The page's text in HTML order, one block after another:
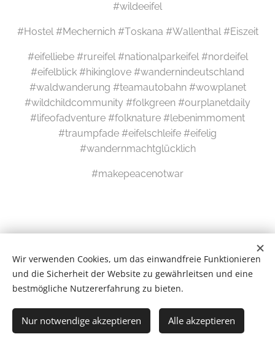
#wildeeifel
#Hostel #Mechernich #Toskana #Wallenthal #Eiszeit
#eifelliebe #rureifel #nationalparkeifel #nordeifel
#eifelblick #hikinglove #wandernindeutschland
#waldwanderung #teamautobahn #wowplanet
#wildchildcommunity #folkgreen #ourplanetdaily
#lifeofadventure #folknature #lebenimmoment
#traumpfade #eifelschleife #eifelig
#wandernmachtglücklich
#makepeacenotwar
# Newsletter # Cookies
Wir verwenden Cookies, um das einwandfreie Funktionieren
und die Sicherheit der Website zu gewährleitsen und eine
bestmögliche Nutzererfahrung zu bieten.
Nur notwendige akzeptieren Alle akzeptieren